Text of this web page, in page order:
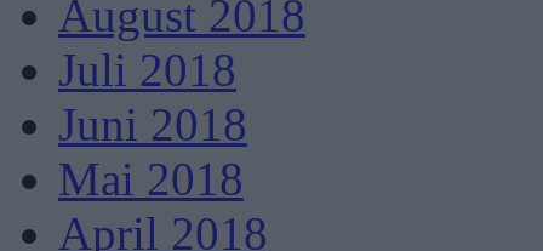
August 2018
Juli 2018
Juni 2018
Mai 2018
April 2018